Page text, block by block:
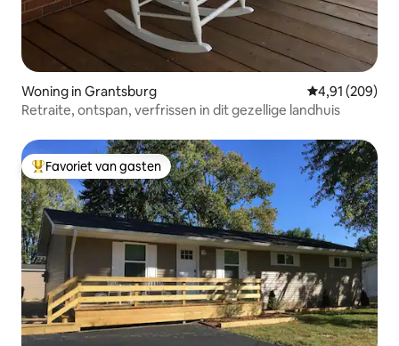
Woning in Grantsburg Gemiddelde
4,91 (209)
Retraite, ontspan, verfrissen in dit gezellige landhuis
Topfavoriet van gasten
Favoriet van gasten